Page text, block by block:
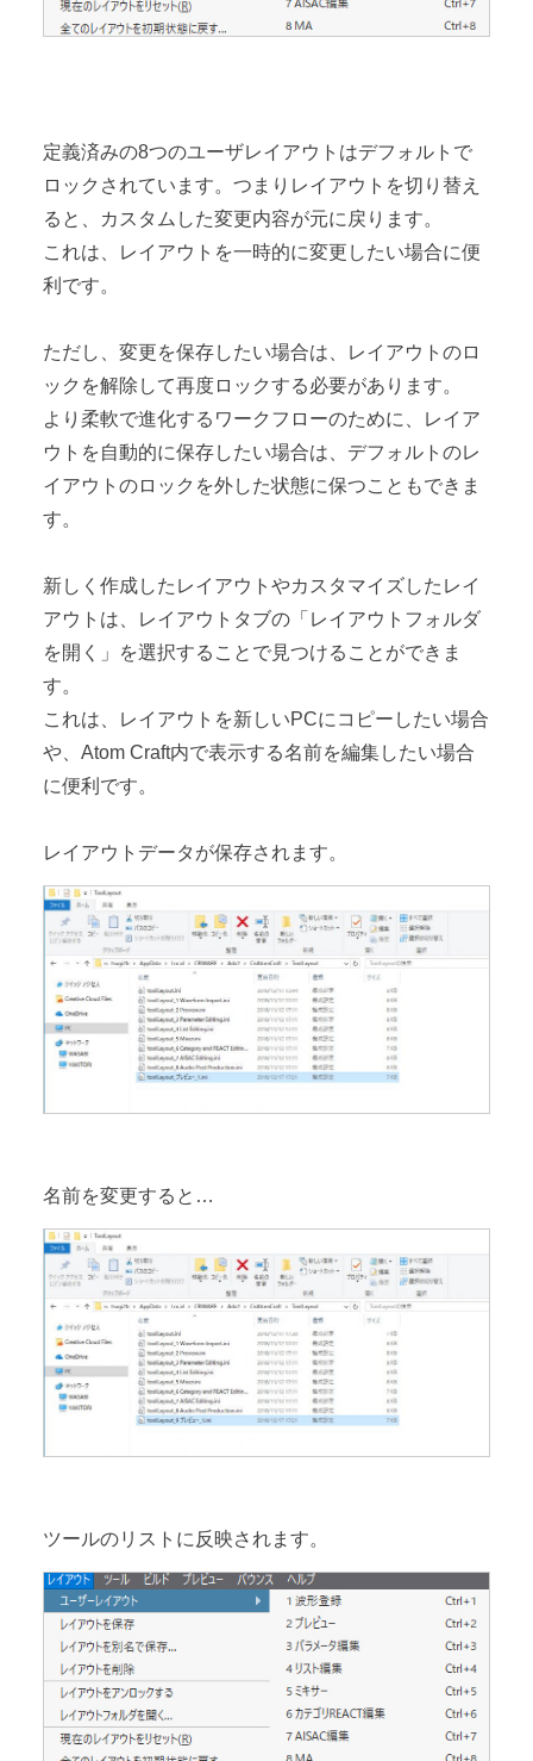
定義済みの8つのユーザレイアウトはデフォルトで
ロックされています。つまりレイアウトを切り替え
ると、カスタムした変更内容が元に戻ります。
これは、レイアウトを一時的に変更したい場合に便
利です。
ただし、変更を保存したい場合は、レイアウトのロ
ックを解除して再度ロックする必要があります。
より柔軟で進化するワークフローのために、レイア
ウトを自動的に保存したい場合は、デフォルトのレ
イアウトのロックを外した状態に保つこともできま
す。
新しく作成したレイアウトやカスタマイズしたレイ
アウトは、レイアウトタブの「レイアウトフォルダ
を開く」を選択することで見つけることができま
す。
これは、レイアウトを新しいPCにコピーしたい場合
や、Atom Craft内で表示する名前を編集したい場合
に便利です。
レイアウトデータが保存されます。
名前を変更すると…
ツールのリストに反映されます。